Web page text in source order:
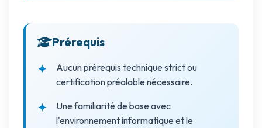
Prérequis
Aucun prérequis technique strict ou
certification préalable nécessaire.
Une familiarité de base avec
l'environnement informatique et le